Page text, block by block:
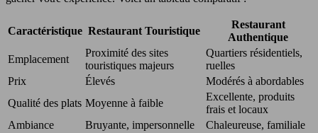
Caractéristique Restaurant Touristique
Restaurant
Authentique
Emplacement
Proximité des sites
touristiques majeurs
Quartiers résidentiels,
ruelles
Prix
Élevés
Modérés à abordables
Qualité des plats Moyenne à faible
Excellente, produits
frais et locaux
Ambiance
Bruyante, impersonnelle Chaleureuse, familiale